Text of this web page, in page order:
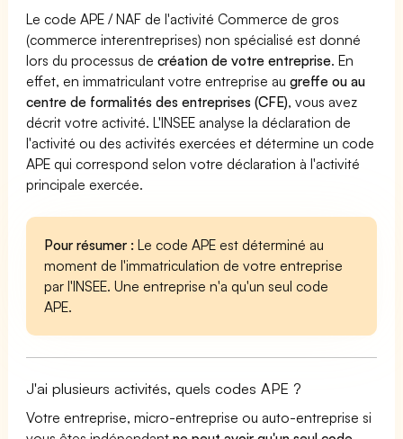
Le code APE / NAF de l'activité Commerce de gros
(commerce interentreprises) non spécialisé est donné
lors du processus decréation de votre entreprise. En
effet, en immatriculant votre entreprise augreffe ou au
centre de formalités des entreprises (CFE), vous avez
décrit votre activité. L'INSEE analyse la déclaration de
l'activité ou des activités exercées et détermine un code
APE qui correspond selon votre déclaration à l'activité
principale exercée.
Pour résumer : Le code APE est déterminé au
moment de l'immatriculation de votre entreprise
par l'INSEE. Une entreprise n'a qu'un seul code
APE.
J'ai plusieurs activités, quels codes APE ?
Votre entreprise, micro-entreprise ou auto-entreprise si